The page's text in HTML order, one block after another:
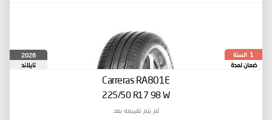
1 السنة
ضمان لمدة
2026
تايلاند
Carreras RA801E
225/50 R17 98 W
لم يتم تقييمه بعد